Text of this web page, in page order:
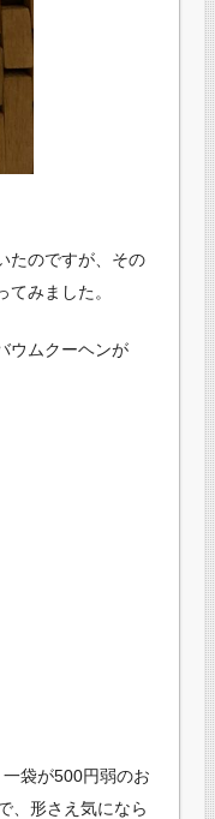
たのですが、その
みました。
ウムクーヘンが
袋が500円弱のお
、形さえ気になら